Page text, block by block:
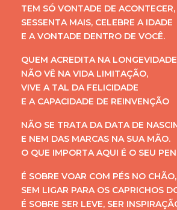
TEM SÓ VONTADE DE ACONTECER,
SESSENTA MAIS, CELEBRE A IDADE
E A VONTADE DENTRO DE VOCÊ.
QUEM ACREDITA NA
NÃO VÊ NA VIDA LIMITAÇÃO,
VIVE A TAL DA FELICIDADE
E A CAPACIDADE DE REINVENÇÃO
NÃO SE TRATA DA DATA DE
E NEM DAS MARCAS NA SUA MÃO.
O QUE IMPORTA AQUI É O SEU
É SOBRE VOAR COM PÉS NO CHÃO,
SEM LIGAR PARA OS CAPRICHOS
É SOBRE SER LEVE, SER